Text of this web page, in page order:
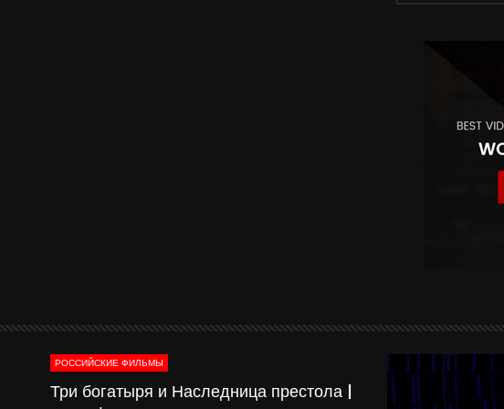
РОССИЙСКИЕ ФИЛЬМЫ
Три богатыря и Наследница престола |